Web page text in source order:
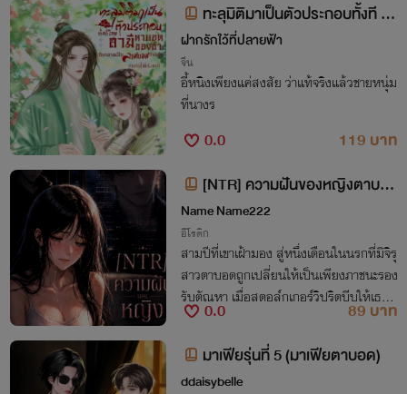
ทะลุมิติมาเป็นตัวประกอบทั้งที ไฉ
นสามีตาบอดของข้าถึ
ฝากรักใว้ที่ปลายฟ้า
จีน
อี้หนิงเพียงแค่สงสัย ว่าแท้จริงแล้วชายหนุ่ม
ที่นางร
0.0
119 บาท
[NTR] ความฝันของหญิงตาบอ
ด
Name Name222
อีโรติก
สามปีที่เขาเฝ้ามอง สู่หนึ่งเดือนในนรกที่มิจิรุ
สาวตาบอดถูกเปลี่ยนให้เป็นเพียงภาชนะรอง
รับตัณหา เมื่อสตอล์กเกอร์วิปริตบีบให้เธออุ้
มท้องลูกของเขา พร้อมบังคับให้หลอกสามี
ผู้แสนดีท่ามกลางเสียงสะอื้น
0.0
89 บาท
มาเฟียรุ่นที่ 5 (มาเฟียตาบอด)
ddaisybelle